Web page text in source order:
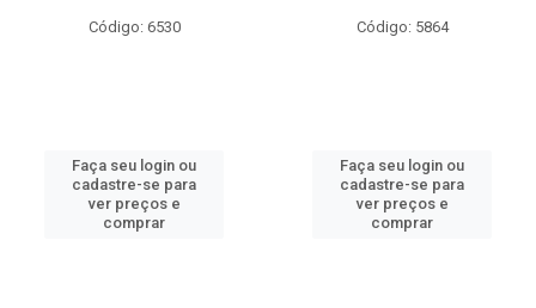
Código: 6530
Faça seu login ou
cadastre-se para
ver preços e
comprar
Código: 5864
Faça seu login ou
cadastre-se para
ver preços e
comprar